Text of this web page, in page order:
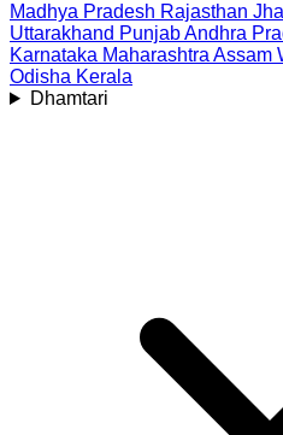
Madhya Pradesh Rajasthan
Uttarakhand PunjabAndhra
Karnataka Maharashtra Assam
Odisha Kerala
Dhamtari